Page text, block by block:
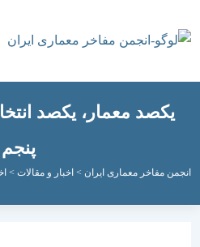
معمار، یکصد
پنجم
مفاخر معماری ایران > اخبار و مقالات>اخبار